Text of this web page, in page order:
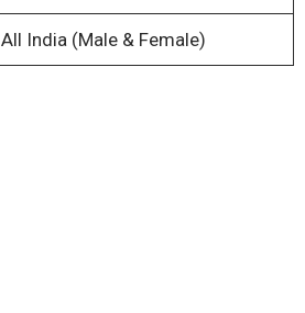
All India (Male & Female)